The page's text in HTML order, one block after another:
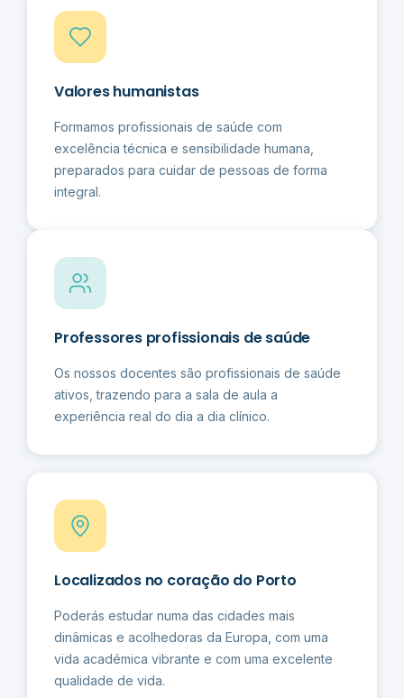
Valores humanistas
Formamos profissionais de saúde com
excelência técnica e sensibilidade humana,
preparados para cuidar de pessoas de forma
integral.
Professores profissionais de saúde
Os nossos docentes são profissionais de saúde
ativos, trazendo para a sala de aula a
experiência real do dia a dia clínico.
Localizados no coração do Porto
Poderás estudar numa das cidades mais
dinâmicas e acolhedoras da Europa, com uma
vida académica vibrante e com uma excelente
qualidade de vida.